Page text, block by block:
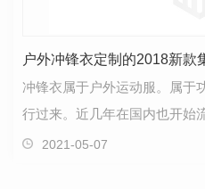
户外冲锋衣定制的2018新款
冲锋衣属于户外运动服。属于
行过来。近几年在国内也开始
要用于工作服穿着和活动穿着
2021-05-07